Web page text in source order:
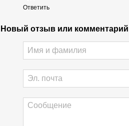
Ответить
Новый отзыв или комментарий